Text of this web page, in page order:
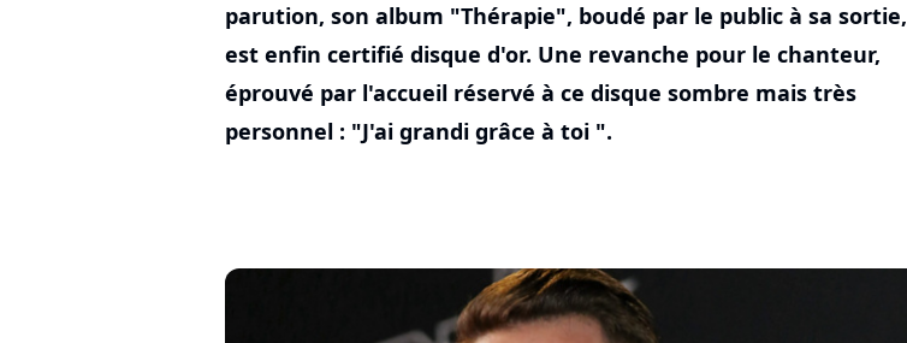
parution, son album "Thérapie", boudé par le public à sa sortie,
est enfin certifié disque d'or. Une revanche pour le chanteur,
éprouvé par l'accueil réservé à ce disque sombre mais très
personnel : "J'ai grandi grâce à toi ".